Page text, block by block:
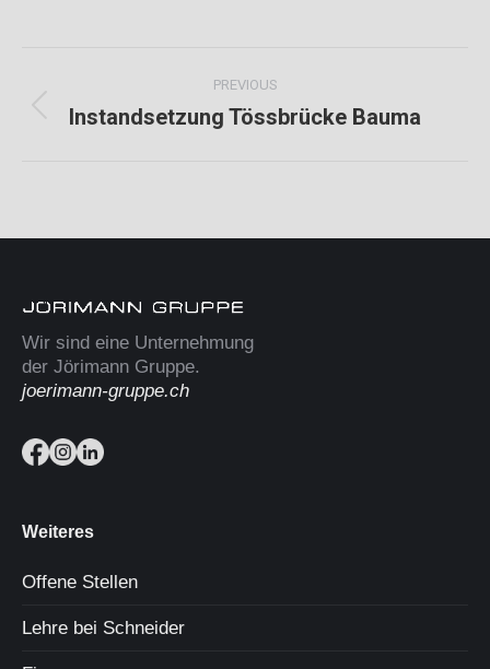
navigation
PREVIOUS
Previous
Instandsetzung Tössbrücke Bauma
Wir sind eine Unternehmung
der Jörimann Gruppe.
joerimann-gruppe.ch
Weiteres
Offene Stellen
Lehre bei Schneider